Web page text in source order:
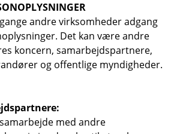
andre virksomheder adgang
Det kan være andre
koncern, samarbejdspartnere,
og offentlige myndigheder.
med andre